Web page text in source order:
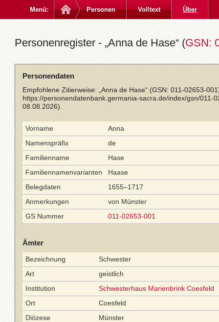
Menü: Personen Volltext Über
Personenregister - „Anna de Hase“ (GSN:
Personendaten
Empfohlene Zitierweise: „Anna de Hase“ (GSN: 011-02653-
https://personendatenbank.germania-sacra.de/index/gsn/011-
08.08.2026).
Vorname
Anna
Namenspräfix
de
Familienname
Hase
Familiennamenvarianten
Haase
Belegdaten
1655–1717
Anmerkungen
von Münster
GS Nummer
011-02653-001
Ämter
Bezeichnung
Schwester
Art
geistlich
Institution
Schwesterhaus Marienbrink Coesfeld
Ort
Coesfeld
Diözese
Münster